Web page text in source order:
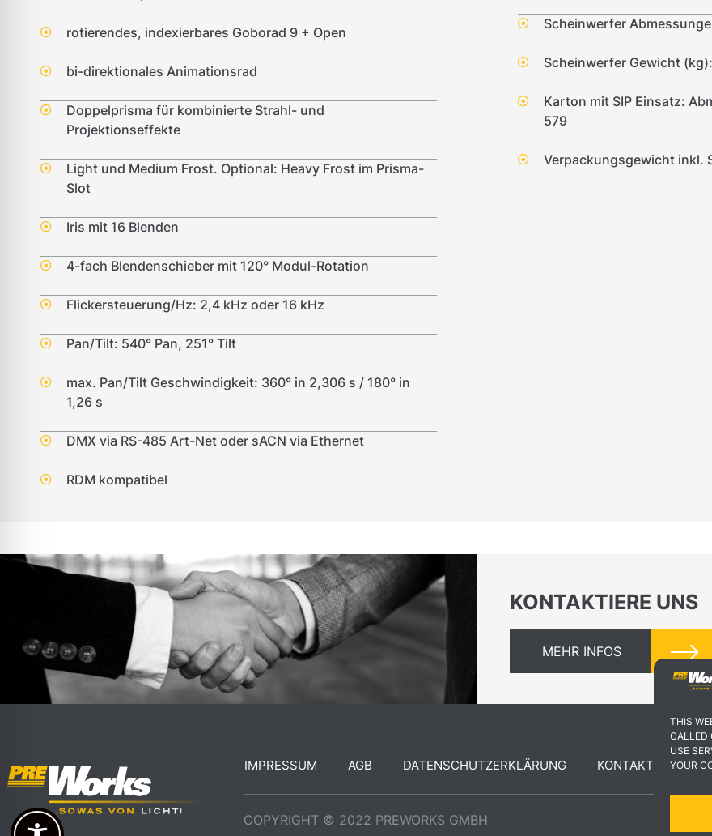
THIS
CALLED
USE
YOUR
rotierendes, indexierbares Goborad 9 + Open
bi-direktionales Animationsrad
Doppelprisma für kombinierte Strahl- und
Projektionseffekte
Light und Medium Frost. Optional: Heavy Frost im Prisma-
Slot
Iris mit 16 Blenden
4-fach Blendenschieber mit 120° Modul-Rotation
Flickersteuerung/Hz: 2,4 kHz oder 16 kHz
Pan/Tilt: 540° Pan, 251° Tilt
max. Pan/Tilt Geschwindigkeit: 360° in 2,306 s / 180° in
1,26 s
DMX via RS-485 Art-Net oder sACN via Ethernet
RDM kompatibel
Scheinwerfer
Scheinwerfer Gewicht
Karton mit SIP Einsatz:
579
Verpackungsgewicht inkl.
KONTAKTIERE UNS
MEHR INFOS
IMPRESSUM AGB DATENSCHUTZERKLÄRUNG KONTAKT
COPYRIGHT © 2022 PREWORKS GMBH